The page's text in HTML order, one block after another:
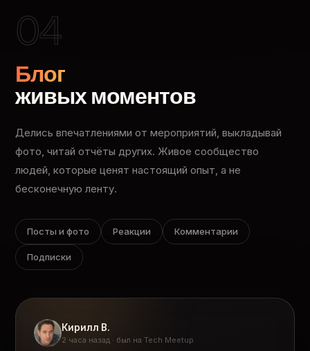
04
Блог
живых моментов
Делись впечатлениями от мероприятий, выкладывай
фото, читай отчёты других. Живое сообщество
людей, которые ценят настоящий опыт, а не
бесконечную ленту.
Посты и фото Реакции Комментарии
Подписки
Кирилл В.
2 часа назад · был на Tech Meetup